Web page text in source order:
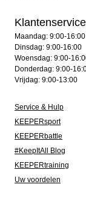
Klantenservice
Maandag: 9:00-16:00
Dinsdag: 9:00-16:00
Woensdag: 9:00-
Donderdag: 9:00-
Vrijdag: 9:00-13:00
Service & Hulp
KEEPERsport
KEEPERbattle
#KeepItAll Blog
KEEPERtraining
Uw voordelen